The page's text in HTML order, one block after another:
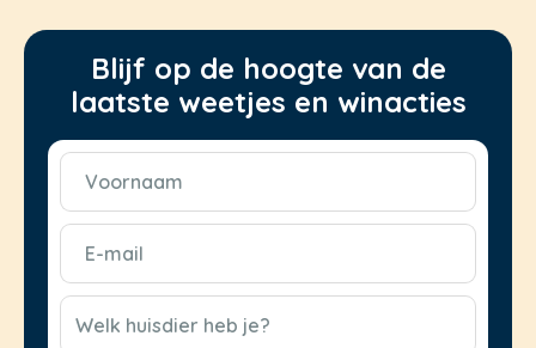
Blijf op de hoogte van de
laatste weetjes en winacties
Voornaam
(Vereist)
E-
mail
(Vereist)
CAPTCHA
Welk huisdier heb je?